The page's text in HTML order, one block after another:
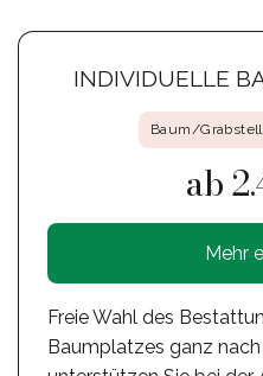
INDIVIDUELLE
Baum/
ab
Mehr
Freie Wahl des
Baumplatzes ganz nach